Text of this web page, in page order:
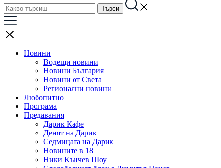
Новини
Водещи новини
Новини България
Новини от Света
Регионални новини
Любопитно
Програма
Предавания
Дарик Кафе
Денят на Дарик
Седмицата на Дарик
Новините в 18
Ники Кънчев Шоу